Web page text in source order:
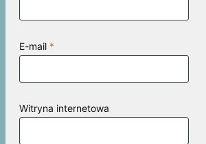
E-mail *
Witryna internetowa